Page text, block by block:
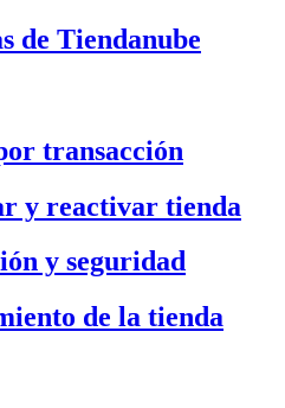
de Tiendanube
transacción
y reactivar tienda
y seguridad
de la tienda